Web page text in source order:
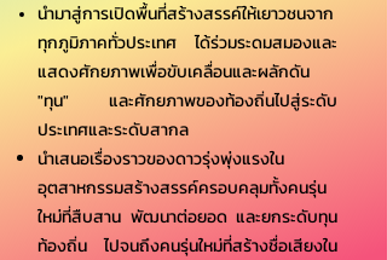
นำมาสู่การเปิดพื้นที่สร้างสรรค์ให้เยาวชนจาก
ทุกภูมิภาคทั่วประเทศ ได้ร่วมระดมสมองและ
แสดงศักยภาพเพื่อขับเคลื่อนและผลักดัน
"ทุน" และศักยภาพของท้องถิ่นไปสู่ระดับ
ประเทศและระดับสากล
นำเสนอเรื่องราวของดาวรุ่งพุ่งแรงใน
อุตสาหกรรมสร้างสรรค์ครอบคลุมทั้งคนรุ่น
ใหม่ที่สืบสาน พัฒนาต่อยอด และยกระดับทุน
ท้องถิ่น ไปจนถึงคนรุ่นใหม่ที่สร้างชื่อเสียงใน